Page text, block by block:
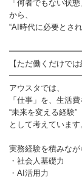
「何者でもない状態
から、
“AI時代に必要とさ
【ただ働くだけでは
アウスタでは、
「仕事」を、生活
“未来を変える経験”
として考えています
実務経験を積みなが
・社会人基礎力
・AI活用力